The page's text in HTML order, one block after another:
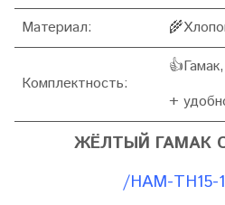
Материал:
Комплектность:
+
ЖЁЛТЫЙ ГАМАК
/HAM-TH15-